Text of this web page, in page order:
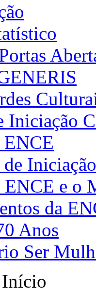
Iniciação
ENCE
de
e o
da
Anos
Ser
Início